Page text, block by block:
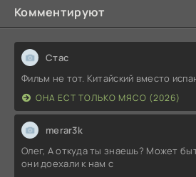
Комментируют
Стас
Фильм не тот. Китайский вместо
ОНА ЕСТ ТОЛЬКО МЯСО (2026)
merar3k
Олег, А откуда ты знаешь? Может
они доехали к нам с